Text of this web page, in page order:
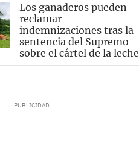
Los ganaderos pueden
reclamar
indemnizaciones tras la
sentencia del Supremo
sobre el cártel de la leche